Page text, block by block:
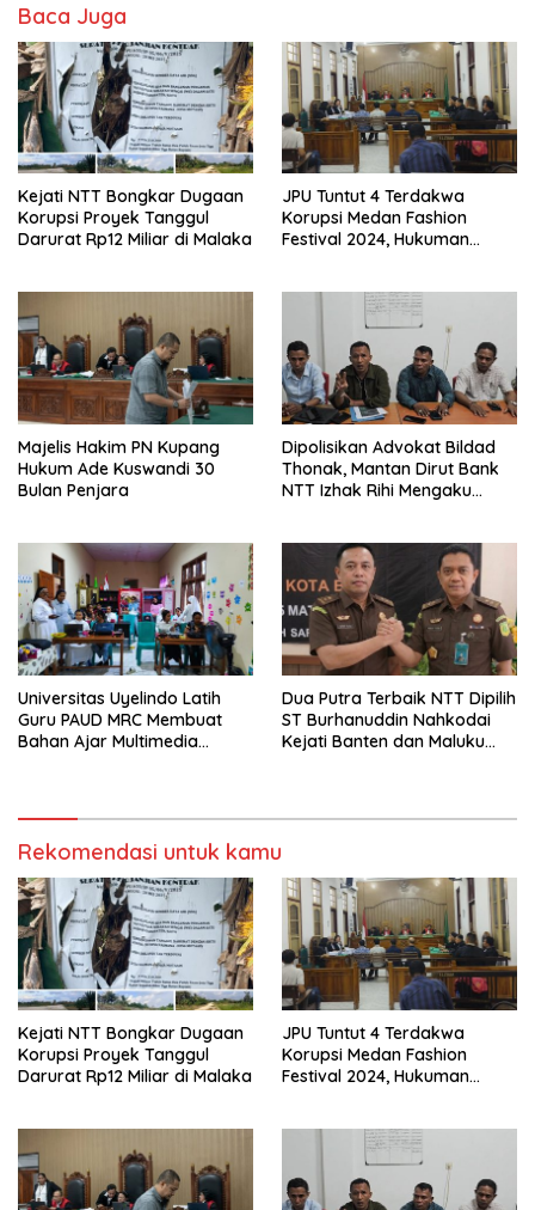
Baca Juga
Kejati NTT Bongkar Dugaan
Korupsi Proyek Tanggul
Darurat Rp12 Miliar di Malaka
JPU Tuntut 4 Terdakwa
Korupsi Medan Fashion
Festival 2024, Hukuman
Majelis Hakim PN Kupang
Hukum Ade Kuswandi 30
Bulan Penjara
Dipolisikan Advokat Bildad
Thonak, Mantan Dirut Bank
NTT Izhak Rihi Mengaku
Universitas Uyelindo Latih
Guru PAUD MRC Membuat
Bahan Ajar Multimedia
Dua Putra Terbaik NTT Dipilih
ST Burhanuddin Nahkodai
Kejati Banten dan Maluku
Rekomendasi untuk kamu
Kejati NTT Bongkar Dugaan
Korupsi Proyek Tanggul
Darurat Rp12 Miliar di Malaka
JPU Tuntut 4 Terdakwa
Korupsi Medan Fashion
Festival 2024, Hukuman